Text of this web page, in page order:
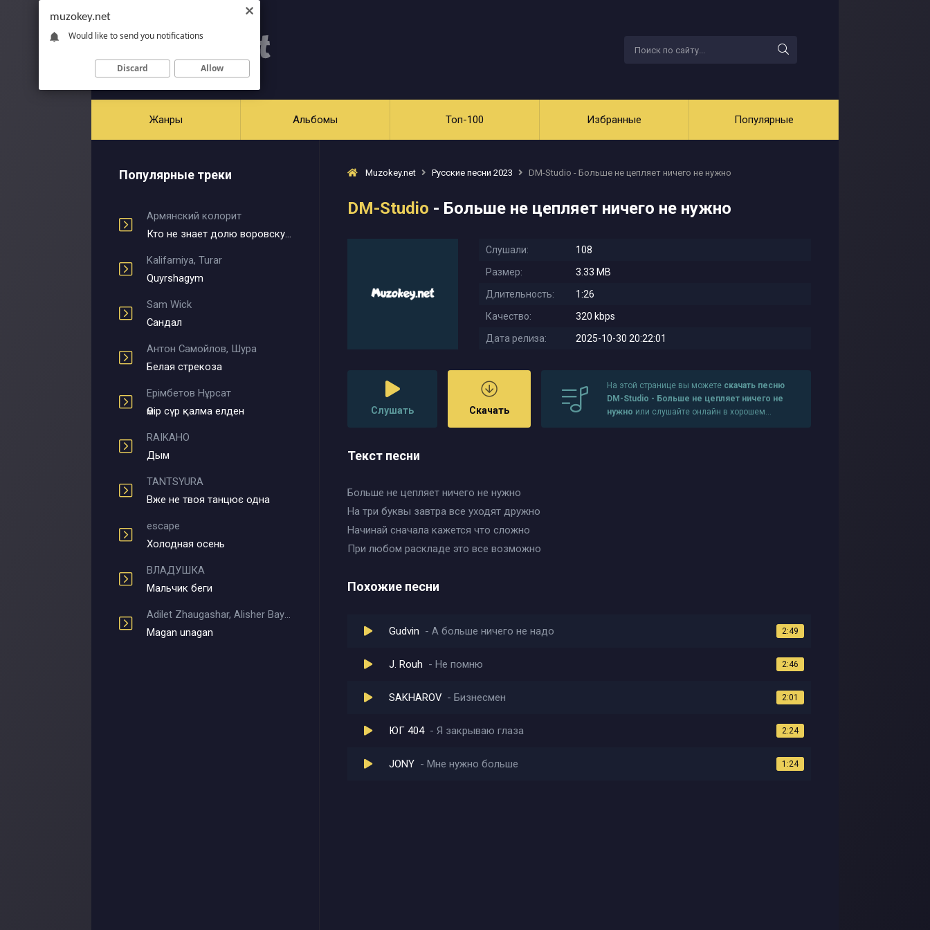
Жанры Альбомы Топ-100 Избранные Популярные
Популярные треки
Армянский колорит
Кто не знает долю воровскую
Kalifarniya, Turar
Quyrshagym
Sam Wick
Сандал
Антон Самойлов, Шура
Белая стрекоза
Ерімбетов Нұрсат
Өмір сүр қалма елден
RAIKAHO
Дым
TANTSYURA
Вже не твоя танцює одна
escape
Холодная осень
ВЛАДУШКА
Мальчик беги
Adilet Zhaugashar, Alisher Bayniyazov
Magan unagan
Muzokey.net Русские песни 2023 DM-Studio - Больше не цепляет ничего не нужно
DM-Studio - Больше не цепляет ничего не нужно
Слушали:
108
Размер:
3.33 MB
Длительность:
1:26
Качество:
320 kbps
Дата релиза:
2025-10-30 20:22:01
Слушать Скачать
На этой странице вы можете скачать песню
DM-Studio - Больше не цепляет ничего не
нужно или слушайте онлайн в хорошем
Текст песни
Больше не цепляет ничего не нужно
На три буквы завтра все уходят дружно
Начинай сначала кажется что сложно
При любом раскладе это все возможно
Похожие песни
Gudvin А больше ничего не надо 2:49
J. Rouh Не помню 2:46
SAKHAROV Бизнесмен 2:01
ЮГ 404 Я закрываю глаза 2:24
JONY Мне нужно больше 1:24
muzokey.net
Would like to send you notifications
Discard Allow